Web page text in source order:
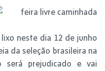
neste dia 12 de junho
da seleção brasileira na
será prejudicado e vai